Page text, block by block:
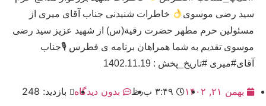
سید رضی موسوی
خاطرات شنیدنی جناب آقای میری از
مسئولین حرم مطهر حضرت رقیة(س) از شهید عزیز سید رضی
موسوی تقدیم به شما همراهان برنامه ی فطرس 🎙جناب
آقای#میری #تاریخ_پخش : 1402.11.19
بهمن ۲۱, ۱۴۰۲ ۳:۴۹ ب٫ظ بدون دیدگاه بازدید: 248